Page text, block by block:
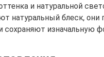
и натуральной
натуральный блеск,
сохраняют изначальную